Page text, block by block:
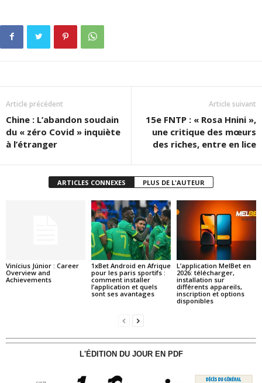
Article précédent
Chine : L’abandon soudain
du « zéro Covid » inquiète
à l’étranger
Article suivant
15e FNTP : « Rosa Hnini »,
une critique des mœurs
des riches, entre en lice
ARTICLES CONNEXES PLUS DE L'AUTEUR
Vinícius Júnior : Career
Overview and
Achievements
1xBet Android en Afrique
pour les paris sportifs :
comment installer
l’application et quels
sont ses avantages
L’application MelBet en
2026: télécharger,
installation sur
différents appareils,
inscription et options
disponibles
L'ÉDITION DU JOUR EN PDF